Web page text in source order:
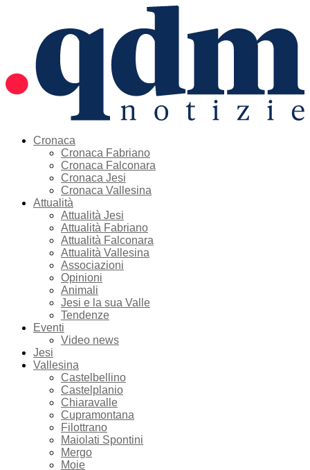
Cronaca
Cronaca Fabriano
Cronaca Falconara
Cronaca Jesi
Cronaca Vallesina
Attualità
Attualità Jesi
Attualità Fabriano
Attualità Falconara
Attualità Vallesina
Associazioni
Opinioni
Animali
Jesi e la sua Valle
Tendenze
Eventi
Video news
Jesi
Vallesina
Castelbellino
Castelplanio
Chiaravalle
Cupramontana
Filottrano
Maiolati Spontini
Mergo
Moie